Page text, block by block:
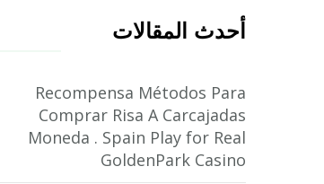
شيء
ما؟
أحدث المقالات
Recompensa Métodos Para
Comprar Risa A Carcajadas
Moneda . Spain Play for Real
GoldenPark Casino